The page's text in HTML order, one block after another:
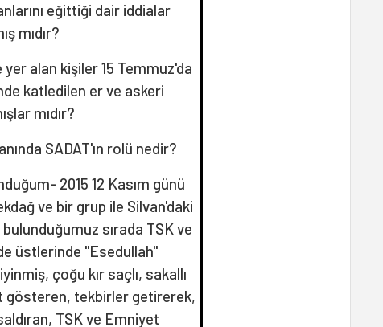
eğittiği dair iddialar
mıdır?
yer alan kişiler 15 Temmuz'da
katledilen er ve askeri
mıdır?
SADAT'ın rolü nedir?
2015 12 Kasım günü
ve bir grup ile Silvan'daki
sırada TSK ve
üstlerinde "Esedullah"
çoğu kır saçlı, sakallı
gösteren, tekbirler getirerek,
TSK ve Emniyet